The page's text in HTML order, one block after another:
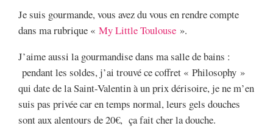
Je suis gourmande, vous avez du vous en rendre compte
dans ma rubrique « My Little Toulouse ».
J’aime aussi la gourmandise dans ma salle de bains :
pendant les soldes, j’ai trouvé ce coffret « Philosophy »
qui date de la Saint-Valentin à un prix dérisoire, je ne m’en
suis pas privée car en temps normal, leurs gels douches
sont aux alentours de 20€, ça fait cher la douche.